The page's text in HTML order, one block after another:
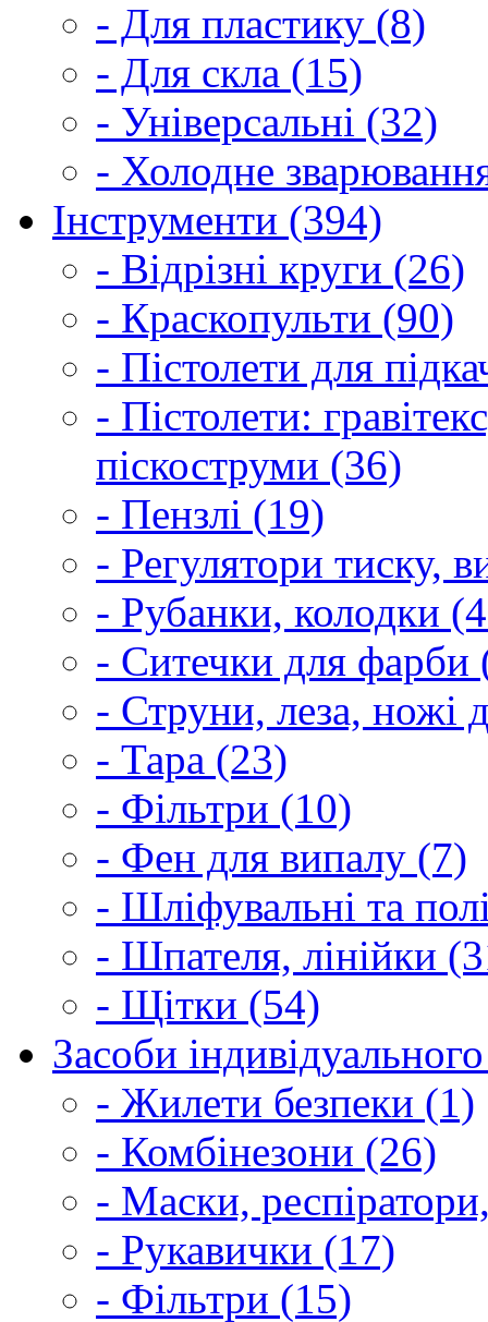
- Для пластику (8)
- Для скла (15)
- Універсальні (32)
- Холодне
Інструменти (394)
- Відрізні круги (26)
- Краскопульти (90)
- Пістолети для
- Пістолети:
піскоструми (36)
- Пензлі (19)
- Регулятори тиску,
- Рубанки, колодки
- Ситечки для фарби
- Струни, леза, ножі
- Тара (23)
- Фільтри (10)
- Фен для випалу (7)
- Шліфувальні та
- Шпателя, лінійки
- Щітки (54)
Засоби
- Жилети безпеки (1)
- Комбінезони (26)
- Маски,
- Рукавички (17)
- Фільтри (15)